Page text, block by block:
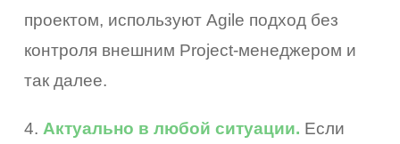
проектом, используют Agile подход без
контроля внешним Project-менеджером и
так далее.
4. Актуально в любой ситуации. Если